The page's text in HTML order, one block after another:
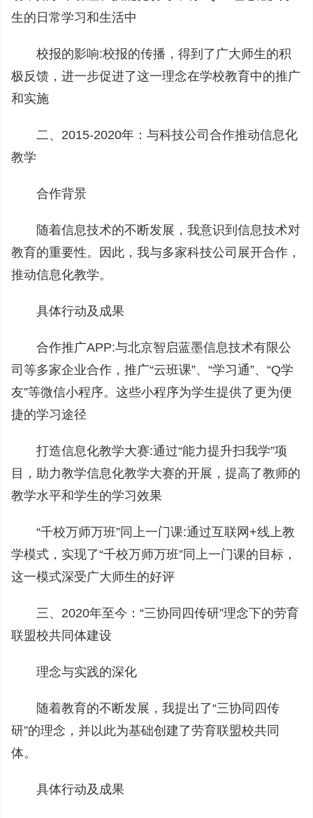
生的日常学习和生活中
校报的影响:校报的传播，得到了广大师生的积
极反馈，进一步促进了这一理念在学校教育中的推广
和实施
二、2015-2020年：与科技公司合作推动信息化
教学
合作背景
随着信息技术的不断发展，我意识到信息技术对
教育的重要性。因此，我与多家科技公司展开合作，
推动信息化教学。
具体行动及成果
合作推广APP:与北京智启蓝墨信息技术有限公
司等多家企业合作，推广“云班课”、“学习通”、“Q学
友”等微信小程序。这些小程序为学生提供了更为便
捷的学习途径
打造信息化教学大赛:通过“能力提升扫我学”项
目，助力教学信息化教学大赛的开展，提高了教师的
教学水平和学生的学习效果
“千校万师万班”同上一门课:通过互联网+线上教
学模式，实现了“千校万师万班”同上一门课的目标，
这一模式深受广大师生的好评
三、2020年至今：“三协同四传研”理念下的劳育
联盟校共同体建设
理念与实践的深化
随着教育的不断发展，我提出了“三协同四传
研”的理念，并以此为基础创建了劳育联盟校共同
体。
具体行动及成果